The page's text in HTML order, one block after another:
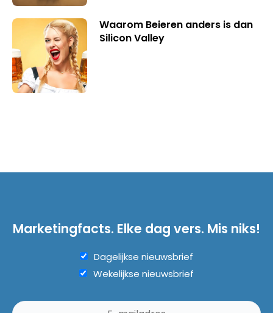
Waarom Beieren anders is dan
Silicon Valley
Marketingfacts. Elke dag vers. Mis niks!
Dagelijkse nieuwsbrief
Wekelijkse nieuwsbrief